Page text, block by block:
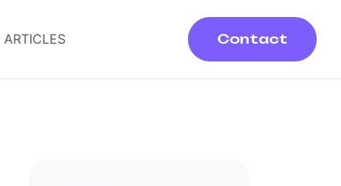
ARTICLES Contact